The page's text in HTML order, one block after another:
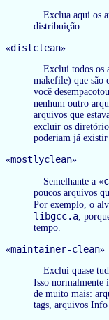
Exclua aqui os
distribuição.
«distclean»
Exclui todos os
makefile) que são
você
nenhum outro
arquivos que
excluir os
poderiam já
«mostlyclean»
Semelhante a «
poucos arquivos
Por exemplo, o
libgcc.a,
tempo.
«maintainer-clean»
Exclui quase
Isso normalmente
de muito mais:
tags, arquivos